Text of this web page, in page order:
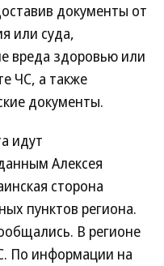
документы от
или суда,
вреда здоровью или
ЧС, а также
документы.
идут
Алексея
сторона
пунктов региона.
В регионе
По информации на